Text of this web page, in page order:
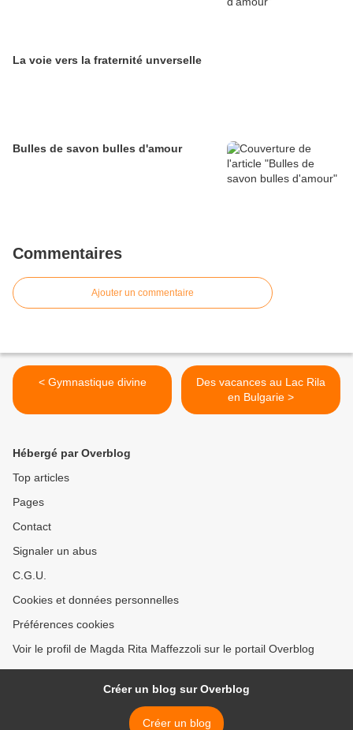
La voie vers la fraternité unverselle
Bulles de savon bulles d'amour
Commentaires
Ajouter un commentaire
< Gymnastique divine
Des vacances au Lac Rila
en Bulgarie >
Hébergé par Overblog
Top articles
Pages
Contact
Signaler un abus
C.G.U.
Cookies et données personnelles
Préférences cookies
Voir le profil de Magda Rita Maffezzoli sur le portail Overblog
Créer un blog sur Overblog
Créer un blog